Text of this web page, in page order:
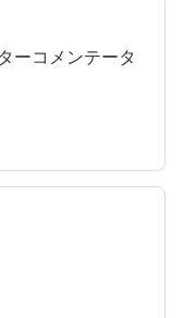
ーコメンテータ